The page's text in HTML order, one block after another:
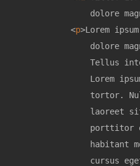
dolore
<p>Lorem
dolore
Tellus
Lorem
tortor.
laoreet
porttitor
habitant
cursus